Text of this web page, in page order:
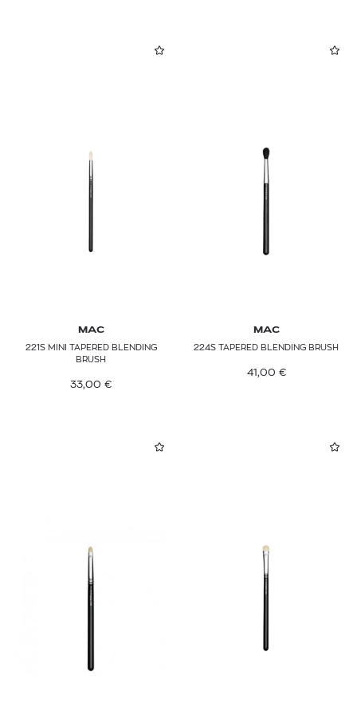
MAC
221S MINI TAPERED BLENDING
BRUSH
33,00 €
MAC
224S TAPERED BLENDING BRUSH
41,00 €